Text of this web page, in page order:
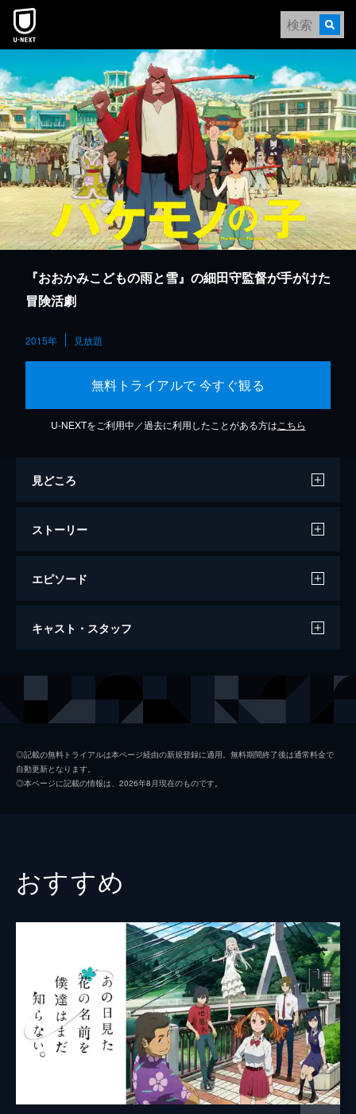
本文へスキップ
『おおかみこどもの雨と雪』の細田守監督が手がけた
冒険活劇
2015年 見放題
無料トライアルで 今すぐ観る
U-NEXTをご利用中／過去に利用したことがある方は こちら
見どころ
ストーリー
エピソード
バケモノの子
キャスト・スタッフ
九太（少年期） 宮崎あおい
九太の母 麻生久美子
一郎彦（少年期） 黒木華
チコ 諸星すみれ
二郎丸（少年期） 大野百花
宗師 津川雅彦
百秋坊 リリー・フランキー
多々良 大泉洋
◎記載の無料トライアルは本ページ経由の新規登録に適用。無料期間終了後は通常料金で
自動更新となります。
◎本ページに記載の情報は、2026年8月現在のものです。
おすすめ